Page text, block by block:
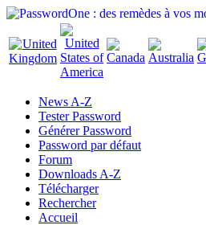
News A-Z
Tester Password
Générer Password
Password par défaut
Forum
Downloads A-Z
Télécharger
Rechercher
Accueil